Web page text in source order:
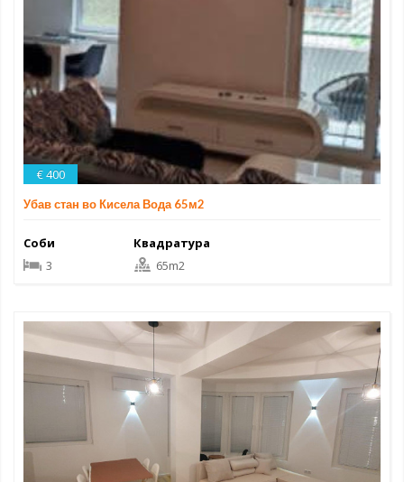
€ 400
Убав стан во Кисела Вода 65м2
Соби
3
Квадратура
65m2